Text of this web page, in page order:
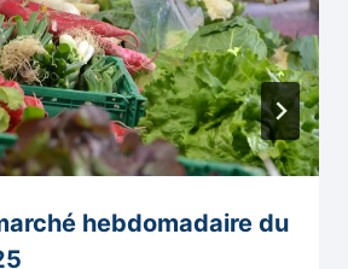
hebdomadaire du